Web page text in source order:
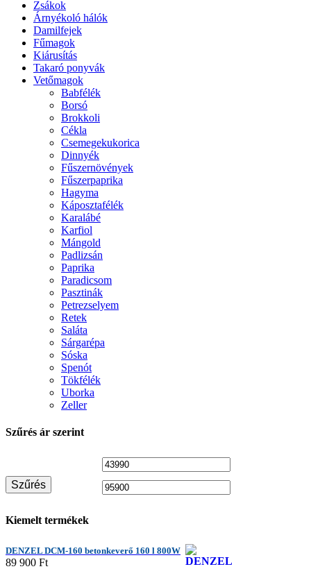
Zsákok
Árnyékoló hálók
Damilfejek
Fűmagok
Kiárusítás
Takaró ponyvák
Vetőmagok
Babfélék
Borsó
Brokkoli
Cékla
Csemegekukorica
Dinnyék
Fűszernövények
Fűszerpaprika
Hagyma
Káposztafélék
Karalábé
Karfiol
Mángold
Padlizsán
Paprika
Paradicsom
Pasztinák
Petrezselyem
Retek
Saláta
Sárgarépa
Sóska
Spenót
Tökfélék
Uborka
Zeller
Szűrés ár szerint
Min
ár
Szűrés
Kiemelt termékek
DENZEL DCM-160 betonkeverő 160 l 800W
89 900 Ft